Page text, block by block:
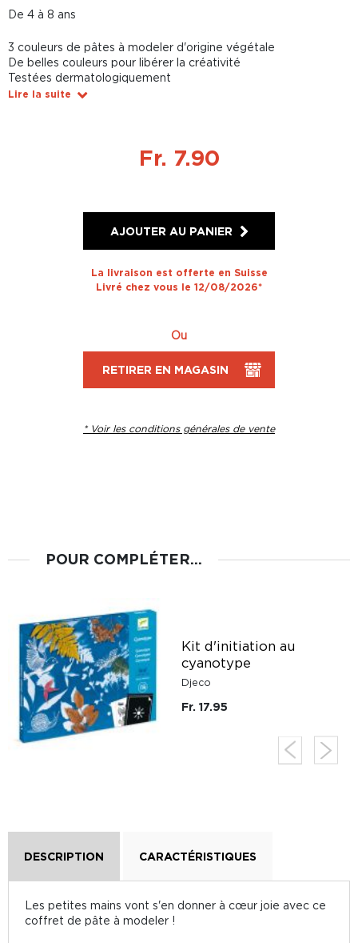
De 4 à 8 ans
3 couleurs de pâtes à modeler d'origine végétale
De belles couleurs pour libérer la créativité
Testées dermatologiquement
Lire la suite
Fr. 7.90
AJOUTER AU PANIER
La livraison est offerte en Suisse
Livré chez vous le 12/08/2026*
Ou
RETIRER EN MAGASIN
* Voir les conditions générales de vente
POUR COMPLÉTER...
Kit d'initiation au
cyanotype
Djeco
Fr. 17.95
DESCRIPTION CARACTÉRISTIQUES
Les petites mains vont s'en donner à cœur joie avec ce
coffret de pâte à modeler !